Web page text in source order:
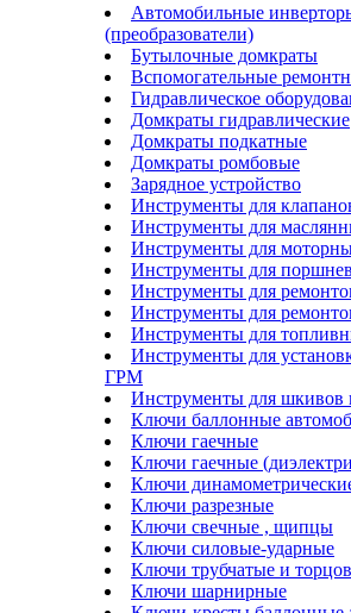
Автомобильные
(преобразователи)
Бутылочные домкраты
Вспомогательные
Гидравлическое
Домкраты гидравлические
Домкраты подкатные
Домкраты ромбовые
Зарядное устройство
Инструменты для
Инструменты для
Инструменты для
Инструменты для
Инструменты для
Инструменты для
Инструменты для
Инструменты для
ГРМ
Инструменты для шкивов
Ключи баллонные
Ключи гаечные
Ключи гаечные
Ключи
Ключи разрезные
Ключи свечные , щипцы
Ключи силовые-ударные
Ключи трубчатые и
Ключи шарнирные